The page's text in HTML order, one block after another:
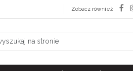
Zobacz również